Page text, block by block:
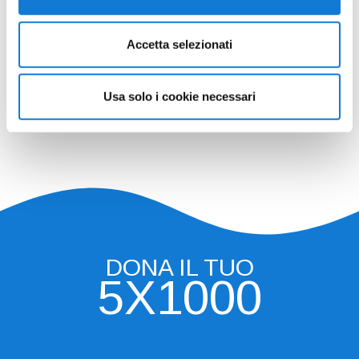
Accetta selezionati
Usa solo i cookie necessari
DONA IL TUO
5X1000